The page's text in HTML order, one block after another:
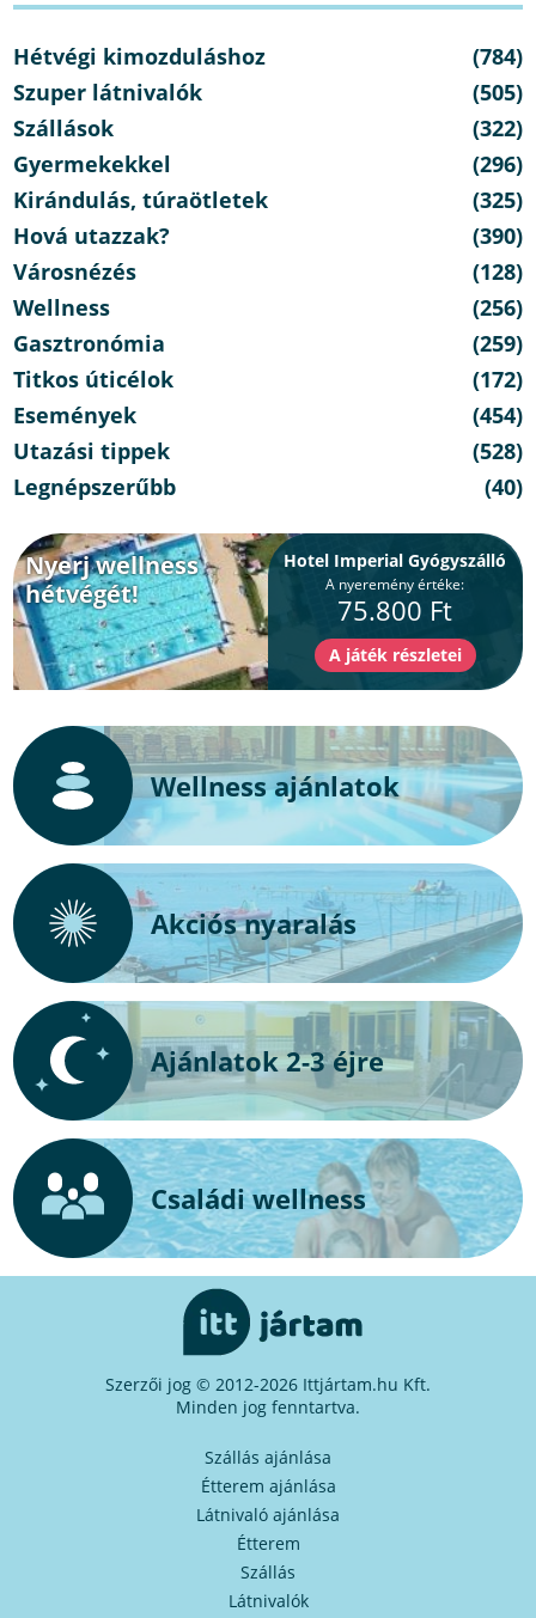
Hétvégi kimozduláshoz
(784)
Szuper látnivalók
(505)
Szállások
(322)
Gyermekekkel
(296)
Kirándulás, túraötletek
(325)
Hová utazzak?
(390)
Városnézés
(128)
Wellness
(256)
Gasztronómia
(259)
Titkos úticélok
(172)
Események
(454)
Utazási tippek
(528)
Legnépszerűbb
(40)
Nyerj wellness
hétvégét!
Hotel Imperial Gyógyszálló
A nyeremény értéke:
75.800 Ft
Wellness ajánlatok
Akciós nyaralás
Ajánlatok 2-3 éjre
Családi wellness
Szerzői jog © 2012-2026 Ittjártam.hu Kft.
Minden jog fenntartva.
Szállás ajánlása
Étterem ajánlása
Látnivaló ajánlása
Étterem
Szállás
Látnivalók